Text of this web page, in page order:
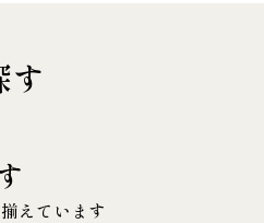
す
えています